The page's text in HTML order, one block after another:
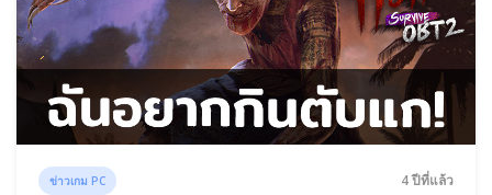
ข่าวเกม PC 4 ปีที่แล้ว